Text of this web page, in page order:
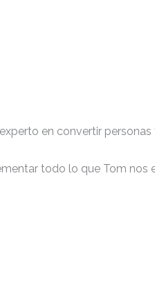
en convertir personas
todo lo que Tom nos